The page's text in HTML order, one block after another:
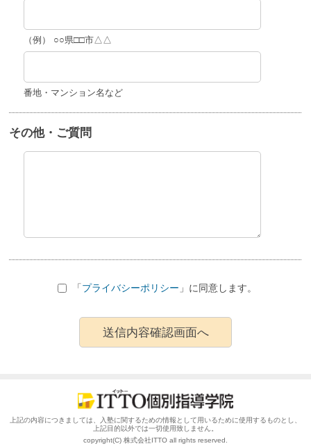
（例） ○○県□□市△△
番地・マンション名など
その他・ご質問
「プライバシーポリシー 」に同意します。
上記の内容につきましては、入塾に関するための情報として用いるために使用するものとし、
上記目的以外では一切使用致しません。
copyright(C) 株式会社ITTO all rights reserved.